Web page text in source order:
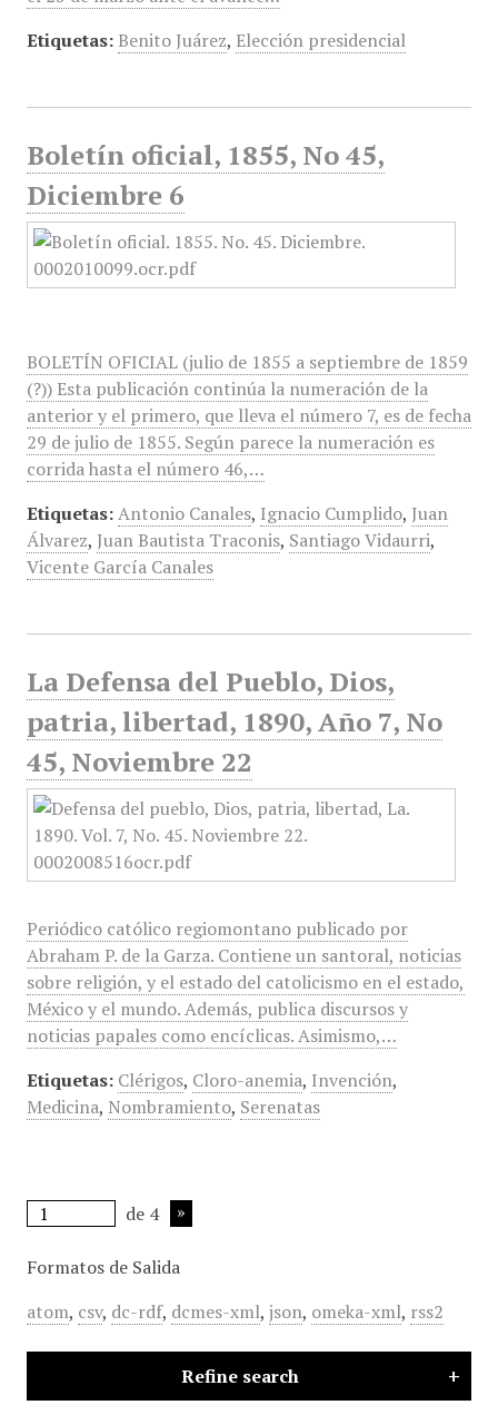
Etiquetas: Benito Juárez, Elección presidencial
Boletín oficial, 1855, No 45,
Diciembre 6
BOLETÍN OFICIAL (julio de 1855 a septiembre de 1859
(?)) Esta publicación continúa la numeración de la
anterior y el primero, que lleva el número 7, es de fecha
29 de julio de 1855. Según parece la numeración es
corrida hasta el número 46,…
Etiquetas: Antonio Canales, Ignacio Cumplido, Juan
Álvarez, Juan Bautista Traconis, Santiago Vidaurri,
Vicente García Canales
La Defensa del Pueblo, Dios,
patria, libertad, 1890, Año 7, No
45, Noviembre 22
Periódico católico regiomontano publicado por
Abraham P. de la Garza. Contiene un santoral, noticias
sobre religión, y el estado del catolicismo en el estado,
México y el mundo. Además, publica discursos y
noticias papales como encíclicas. Asimismo,…
Etiquetas: Clérigos, Cloro-anemia, Invención,
Medicina, Nombramiento, Serenatas
de 4
Formatos de Salida
atom, csv, dc-rdf, dcmes-xml, json, omeka-xml, rss2
Refine search